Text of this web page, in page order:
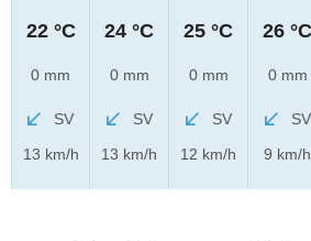
22 °C
0 mm
SV
13 km/h
24 °C
0 mm
SV
13 km/h
25 °C
0 mm
SV
12 km/h
26 °C
0 mm
SV
9 km/h